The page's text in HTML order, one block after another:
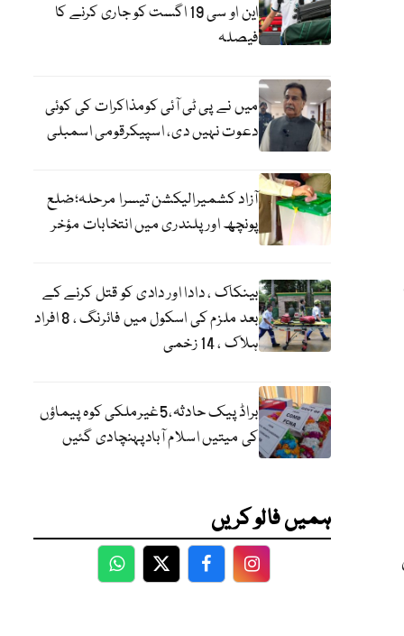
این او سی 19 اگست کو جاری کرنے کا
فیصلہ
میں نے پی ٹی آئی کومذاکرات کی کوئی
دعوت نہیں دی، اسپیکرقومی اسمبلی
آزاد کشمیرالیکشن تیسرا مرحلہ؛ضلع
پونچھ اور پلندری میں انتخابات مؤخر
بینکاک ، دادا اور دادی کو قتل کرنے کے
بعد ملزم کی اسکول میں فائرنگ ، 8 افراد
ہلاک ، 14 زخمی
براڈ پیک حادثہ،5غیرملکی کوہ پیماؤں
کی میتیں اسلام آبادپہنچادی گئیں
ہمیں فالو کریں
WhatsApp
TwitterFacebookFacebook